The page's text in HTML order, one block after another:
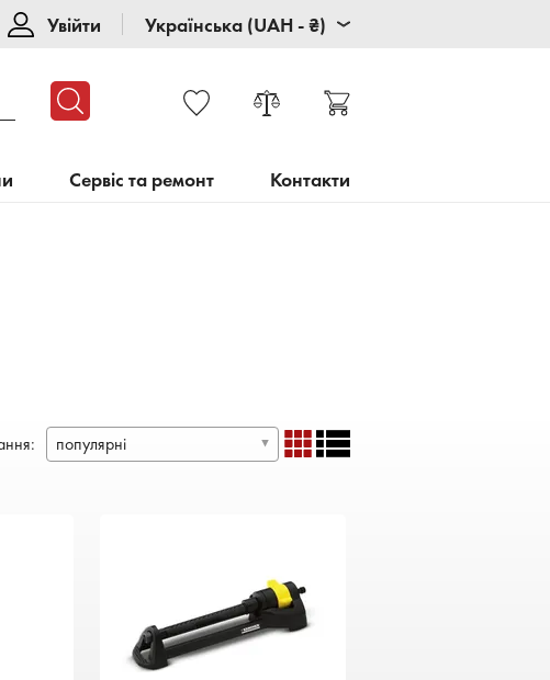
Увійти Українська (UAH - ₴)
Сервіс та ремонт Контакти
: популярні